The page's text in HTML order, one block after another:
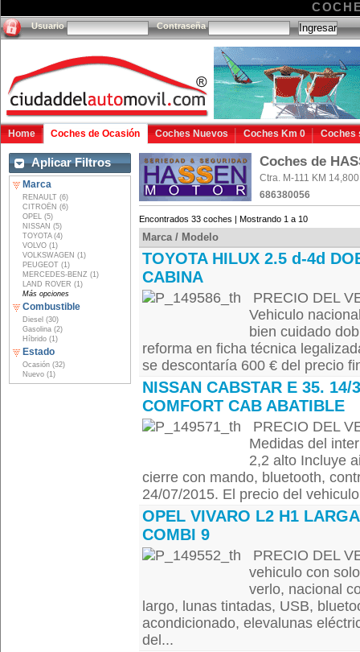
Usuario Contraseña
Home Coches de Ocasión Coches Nuevos Coches Km 0 Coches
Aplicar Filtros
Marca
RENAULT (6)
CITROËN (6)
OPEL (5)
NISSAN (5)
TOYOTA (4)
VOLVO (1)
VOLKSWAGEN (1)
PEUGEOT (1)
MERCEDES-BENZ (1)
LAND ROVER (1)
Más opciones
Combustible
Diesel (30)
Gasolina (2)
Híbrido (1)
Estado
Ocasión (32)
Nuevo (1)
Coches de
Ctra. M-111 KM
686380056
Encontrados 33 coches | Mostrando 1 a 10
Marca / Modelo
TOYOTA HILUX 2.5 d-4d
CABINA
PRECIO DEL
Vehiculo
bien cuidado
reforma en ficha técnica
se descontaría 600 € del precio
NISSAN CABSTAR E 35. 14/3
COMFORT CAB ABATIBLE
PRECIO DEL
Medidas del
2,2 alto Incluye
cierre con mando, bluetooth,
24/07/2015. El precio del
OPEL VIVARO L2 H1 LARGA
COMBI 9
PRECIO DEL
vehiculo con
verlo, nacional
largo, lunas tintadas, USB,
acondicionado, elevalunas
del...